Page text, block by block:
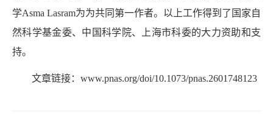
学Asma Lasram为为共同第一作者。以上工作得到了国家自
然科学基金委、中国科学院、上海市科委的大力资助和支
持。
文章链接： www.pnas.org/doi/10.1073/pnas.2601748123